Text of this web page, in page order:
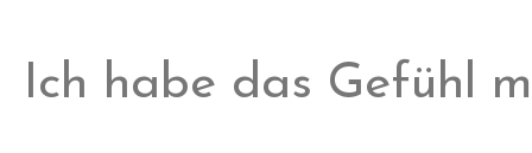
Ich habe das Gefühl